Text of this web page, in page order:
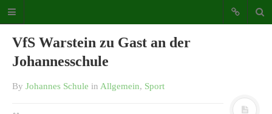
Katholische Grundschule der
VfS Warstein zu Gast an der
Johannesschule
By Johannes Schule in Allgemein, Sport